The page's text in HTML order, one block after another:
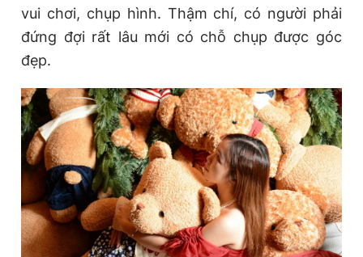
vui chơi, chụp hình. Thậm chí, có người phải
đứng đợi rất lâu mới có chỗ chụp được góc
đẹp.